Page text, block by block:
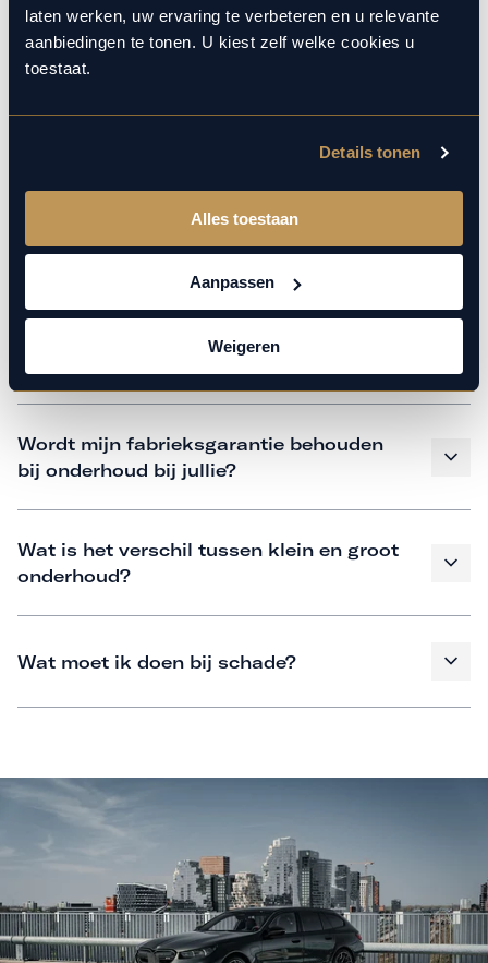
laten werken, uw ervaring te verbeteren en u relevante
aanbiedingen te tonen. U kiest zelf welke cookies u
toestaat.
Details tonen
Alles toestaan
Aanpassen
Weigeren
verzorgen het onderhoud op hetzelfde niveau als een
merkdealer. Kom gerust langs in onze werkplaats voor een
Hoe weet ik welk onderhoud mijn
auto nodig heeft en wanneer?
Is vervangend vervoer mogelijk?
Wordt mijn fabrieksgarantie behouden
bij onderhoud bij jullie?
Wat is het verschil tussen klein en groot
onderhoud?
Wat moet ik doen bij schade?